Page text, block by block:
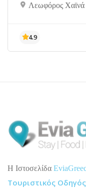
Λεωφόρος
H Ιστοσελίδα
Τουριστικός